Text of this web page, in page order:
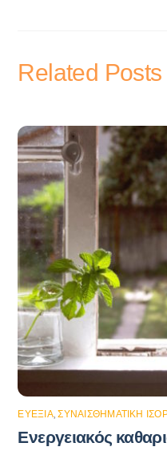
Related Posts
ΕΥΕΞΊΑ,ΣΥΝΑΙΣΘΗΜΑΤΙΚΉ
Ενεργειακός